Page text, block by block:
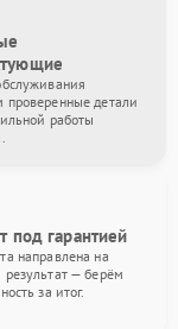
проверенные детали
работы
под гарантией
направлена на
— берём
за итог.